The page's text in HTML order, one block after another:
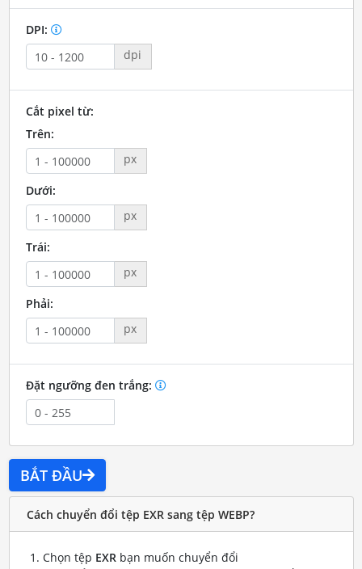
DPI:
dpi
Cắt pixel từ:
Trên:
px
Dưới:
px
Trái:
px
Phải:
px
Đặt ngưỡng đen trắng:
BẮT ĐẦU
Cách chuyển đổi tệp EXR sang tệp WEBP?
Chọn tệp EXRbạn muốn chuyển đổi